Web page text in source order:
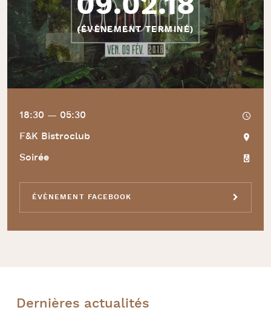
(ÉVÈNEMENT TERMINÉ)
18:30 — 05:30
F&K Bistroclub
Soirée
ÉVÈNEMENT FACEBOOK
Dernières actualités